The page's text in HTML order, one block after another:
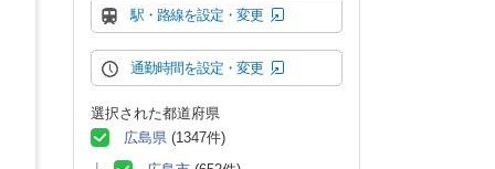
駅・路線を設定・変更
通勤時間を設定・変更
選択された都道府県
広島県 (1347件)